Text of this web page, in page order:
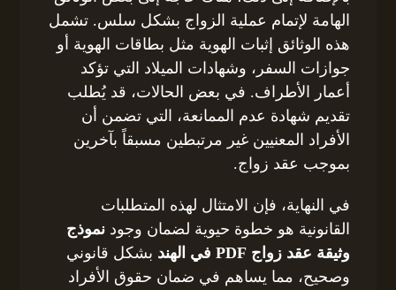
الهامة لإتمام عملية الزواج بشكل سلس. تشمل
هذه الوثائق إثبات الهوية مثل بطاقات الهوية أو
جوازات السفر، وشهادات الميلاد التي تؤكد
أعمار الأطراف. في بعض الحالات، قد يُطلب
تقديم شهادة عدم الممانعة، التي تضمن أن
الأفراد المعنيين غير مرتبطين مسبقاً بآخرين
بموجب عقد زواج.
في النهاية، فإن الامتثال لهذه المتطلبات
القانونية هو خطوة حيوية لضمان وجودنموذج
وثيقة عقد زواج PDF في الهند
بشكل قانوني
وصحيح، مما يساهم في ضمان حقوق الأفراد